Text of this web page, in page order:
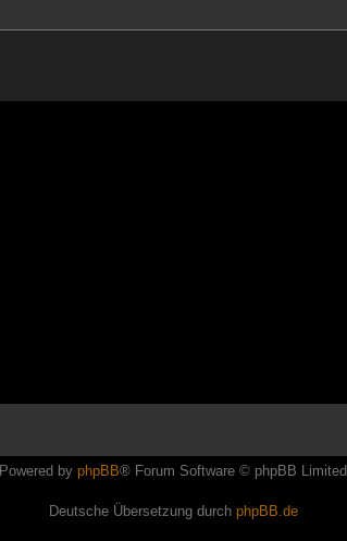
Powered by phpBB® Forum Software © phpBB Limited
Deutsche Übersetzung durch phpBB.de